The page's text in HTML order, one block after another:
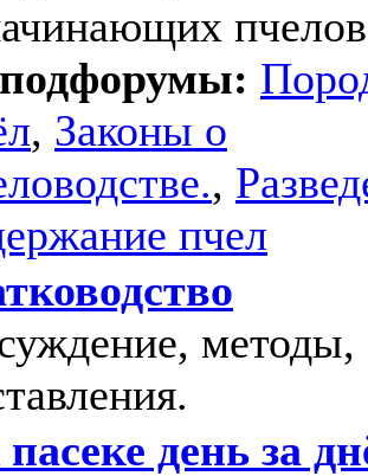
, Законы о
,
пчел
методы,
день за